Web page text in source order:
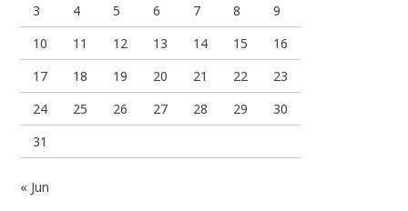
3
4 5 6 7 8
9
10
11 12 13 14 15
16
17
18 19 20 21 22
23
24
25 26 27 28 29
30
31
« Jun